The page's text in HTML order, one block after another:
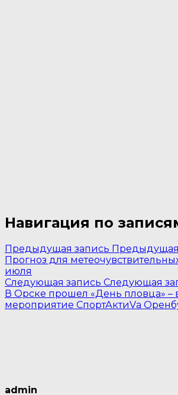
Навигация по
Предыдущая запись Предыдущая
Прогноз для
июля
Следующая запись Следующая
В Орске прошел «День пловца» –
мероприятие СпортАктиVа
admin